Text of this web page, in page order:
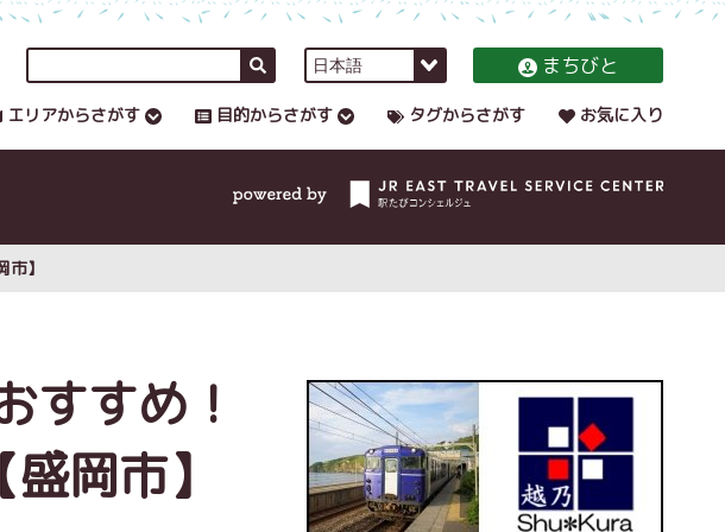
まちびと
エリアからさがす 目的からさがす タグからさがす お気に入り
】
すすめ！
岡市】